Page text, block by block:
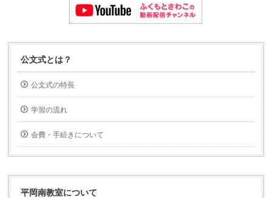
公文式とは？
公文式の特長
学習の流れ
会費・手続きについて
平岡南教室について